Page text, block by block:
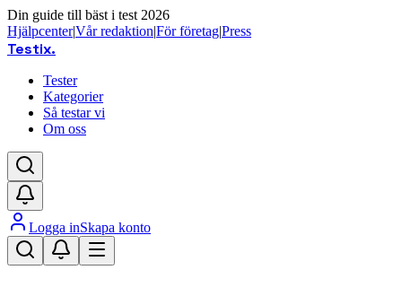
Din guide till bäst i test 2026
Hjälpcenter|Vår redaktion|För företag|Press
Testix.
Tester
Kategorier
Så testar vi
Om oss
Logga inSkapa konto